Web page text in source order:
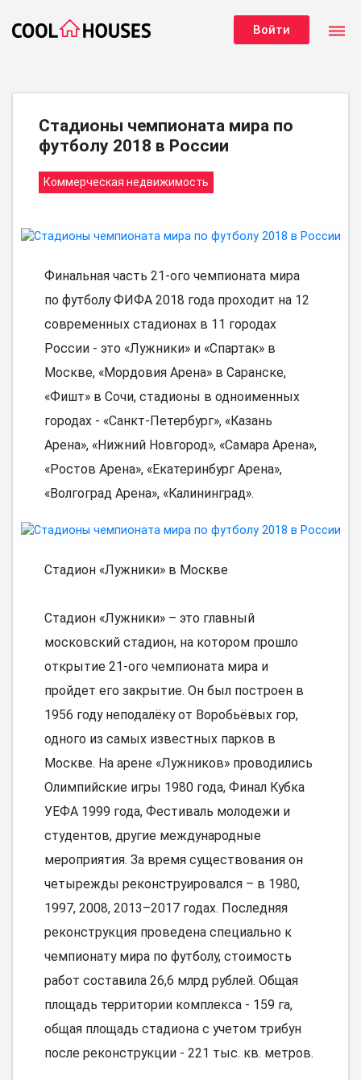
Войти dehaze
Стадионы чемпионата мира по
футболу 2018 в России
Коммерческая недвижимость
Финальная часть 21-ого чемпионата мира
по футболу ФИФА 2018 года проходит на 12
современных стадионах в 11 городах
России - это «Лужники» и «Спартак» в
Москве, «Мордовия Арена» в Саранске,
«Фишт» в Сочи, стадионы в одноименных
городах - «Санкт-Петербург», «Казань
Арена», «Нижний Новгород», «Самара Арена»,
«Ростов Арена», «Екатеринбург Арена»,
«Волгоград Арена», «Калининград».
Стадион «Лужники» в Москве
Стадион «Лужники» – это главный
московский стадион, на котором прошло
открытие 21-ого чемпионата мира и
пройдет его закрытие. Он был построен в
1956 году неподалёку от Воробьёвых гор,
одного из самых известных парков в
Москве. На арене «Лужников» проводились
Олимпийские игры 1980 года, Финал Кубка
УЕФА 1999 года, Фестиваль молодежи и
студентов, другие международные
мероприятия. За время существования он
четырежды реконструировался – в 1980,
1997, 2008, 2013–2017 годах. Последняя
реконструкция проведена специально к
чемпионату мира по футболу, стоимость
работ составила 26,6 млрд рублей. Общая
площадь территории комплекса - 159 га,
общая площадь стадиона с учетом трибун
после реконструкции - 221 тыс. кв. метров.